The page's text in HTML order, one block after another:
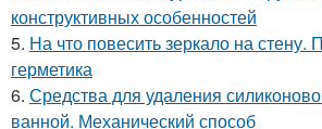
конструктивных особенностей
5. На что повесить зеркало на
герметика
6. Средства для удаления
ванной. Механический способ